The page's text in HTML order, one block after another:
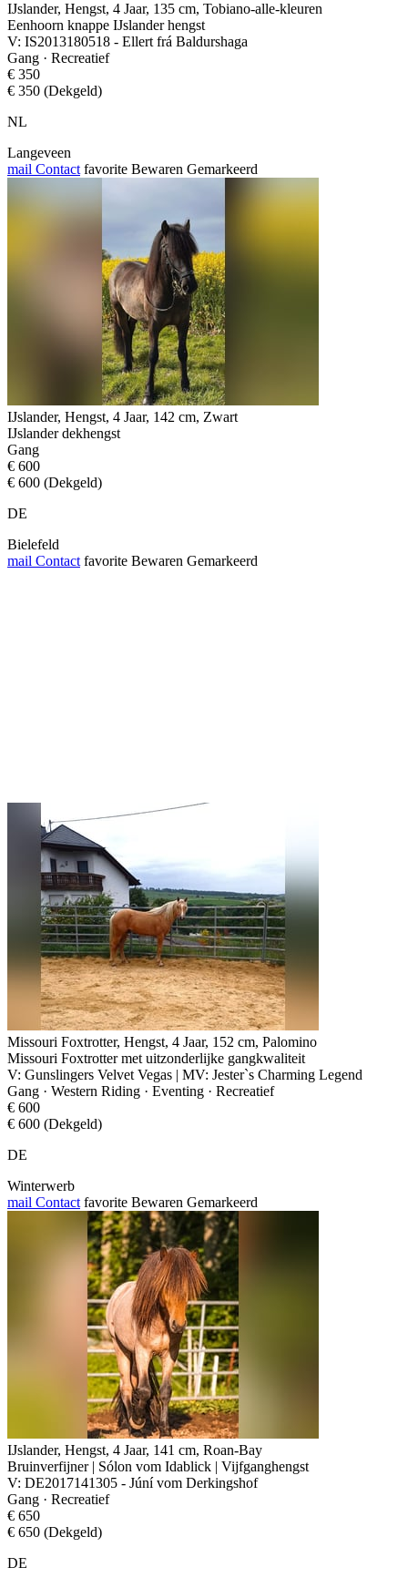
IJslander, Hengst, 4 Jaar, 135 cm, Tobiano-alle-kleuren
Eenhoorn knappe IJslander hengst
V: IS2013180518 - Ellert frá Baldurshaga
Gang · Recreatief
€ 350
€ 350 (Dekgeld)
NL
Langeveen
mail Contact favorite Bewaren Gemarkeerd
IJslander, Hengst, 4 Jaar, 142 cm, Zwart
IJslander dekhengst
Gang
€ 600
€ 600 (Dekgeld)
DE
Bielefeld
mail Contact favorite Bewaren Gemarkeerd
Missouri Foxtrotter, Hengst, 4 Jaar, 152 cm, Palomino
Missouri Foxtrotter met uitzonderlijke gangkwaliteit
V: Gunslingers Velvet Vegas | MV: Jester`s Charming Legend
Gang · Western Riding · Eventing · Recreatief
€ 600
€ 600 (Dekgeld)
DE
Winterwerb
mail Contact favorite Bewaren Gemarkeerd
IJslander, Hengst, 4 Jaar, 141 cm, Roan-Bay
Bruinverfijner | Sólon vom Idablick | Vijfganghengst
V: DE2017141305 - Júní vom Derkingshof
Gang · Recreatief
€ 650
€ 650 (Dekgeld)
DE